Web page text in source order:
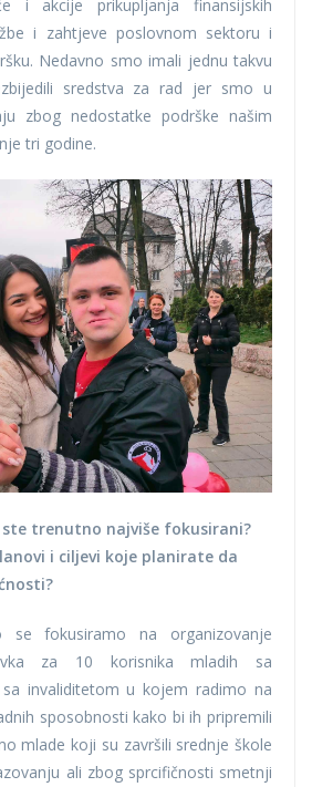
i akcije prikupljanja finansijskih
i zahtjeve poslovnom sektoru i
Nedavno smo imali jednu takvu
sredstva za rad jer smo u
zbog nedostatke podrške našim
tri godine.
trenutno najviše fokusirani?
i ciljevi koje planirate da
se fokusiramo na organizovanje
za 10 korisnika mladih sa
invaliditetom u kojem radimo na
sposobnosti kako bi ih pripremili
mlade koji su završili srednje škole
ali zbog sprcifičnosti smetnji